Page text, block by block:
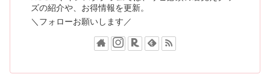
ズの紹介や、お得情報を更新。
＼フォローお願いします／